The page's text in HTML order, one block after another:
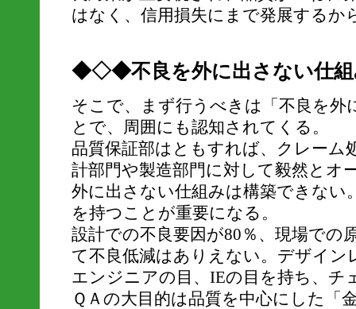
はなく、信用損失にまで発展するか
◆◇◆不良を外に出さない仕
そこで、まず行うべきは「不良を
とで、周囲にも認知されてくる。
品質保証部はともすれば、クレーム
計部門や製造部門に対して毅然とオ
外に出さない仕組みは構築できない
を持つことが重要になる。
設計での不良要因が80％、現場での
て不良低減はありえない。デザイ
エンジニアの目、IEの目を持ち、
ＱＡの大目的は品質を中心にした「